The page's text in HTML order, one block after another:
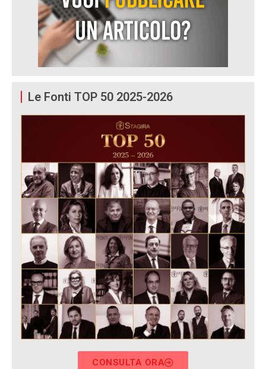
Le Fonti TOP 50 2025-2026
CONSULTA ORA